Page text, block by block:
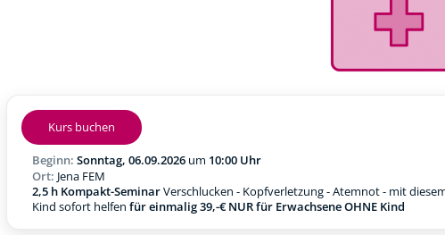
Kurs buchen
Beginn: Sonntag, 06.09.2026 um 10:00 Uhr
Ort: Jena FEM
2,5 h Kompakt-SeminarVerschlucken - Kopfverletzung - Atemnot - mit
Kind sofort helfen für einmalig 39,-€ NUR für Erwachsene OHNE Kind